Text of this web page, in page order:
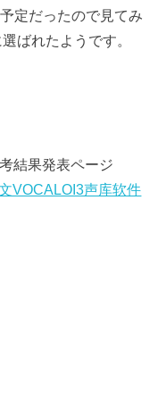
定だったので見てみ
ばれたようです。
結果発表ページ
VOCALOI3声库软件